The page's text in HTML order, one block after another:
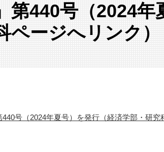
第440号（2024
ページへリンク）
440号（2024年夏号）を発行（経済学部・研究